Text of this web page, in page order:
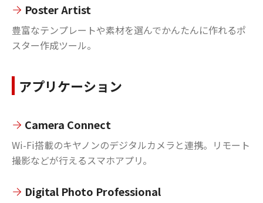
Poster Artist
豊富なテンプレートや素材を選んでかんたんに作れるポ
スター作成ツール。
アプリケーション
Camera Connect
Wi-Fi搭載のキヤノンのデジタルカメラと連携。リモート
撮影などが行えるスマホアプリ。
Digital Photo Professional